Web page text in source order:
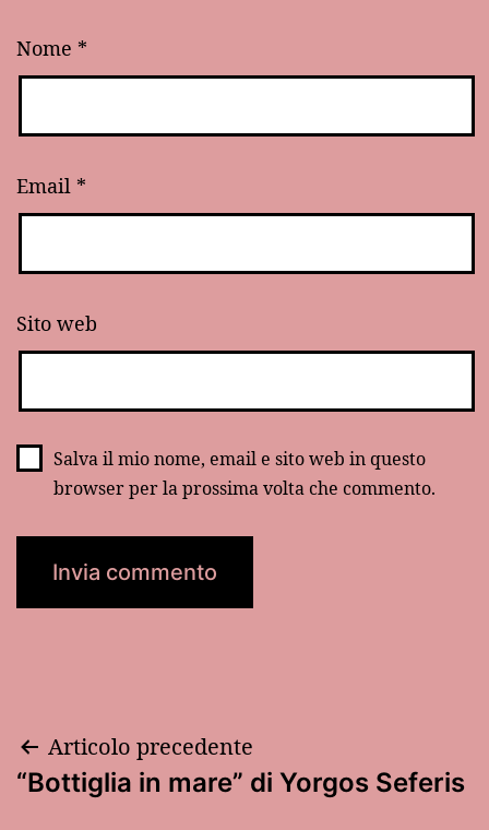
Nome *
Email *
Sito web
Salva il mio nome, email e sito web in questo
browser per la prossima volta che commento.
Navigazione
articoli
Articolo precedente
“Bottiglia in mare” di Yorgos Seferis